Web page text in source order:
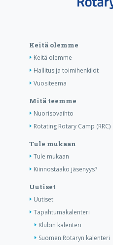
Keitä olemme
Keitä olemme
Hallitus ja toimihenkilöt
Vuositeema
Mitä teemme
Nuorisovaihto
Rotating Rotary Camp (RRC)
Tule mukaan
Tule mukaan
Kiinnostaako jäsenyys?
Uutiset
Uutiset
Tapahtumakalenteri
Klubin kalenteri
Suomen Rotaryn kalenteri